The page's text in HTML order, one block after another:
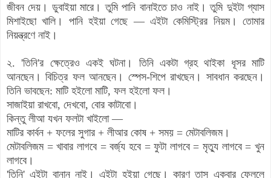
জীবন দেয়। ডুবাইয়া মারে। তুমি পানি বানাইতে চাও নাই। তুমি দুইটা গ্যাস
মিশাইছো খালি। পানি হইয়া গেছে — এইটা কেমিস্ট্রির নিয়ম। তোমার
নিয়ন্ত্রণে নাই।
২. 'তিনি'র ক্ষেত্রেও একই ঘটনা। তিনি একটা গ্রহ থাইকা ধূসর মাটি
আনছেন। বিচিত্র ফল আনছেন। স্পেস-শিপে রাখছেন। সাবধান করছেন।
তিনি ভাবছেন: মাটি হইলো মাটি, ফল হইলো ফল।
সাজাইয়া রাখবো, দেখবো, বোর কাটাবো।
কিন্তু লীআ যখন ফলটা খাইলো —
মাটির কার্বন + ফলের সুগার + লীআর কোষ + সময় = মেটাবলিজম।
মেটাবলিজম = খাবার লাগবে = বর্জ্য হবে = ফুটা লাগবে = মৃত্যু লাগবে = খুন
লাগবে।
'তিনি' এইটা বানান নাই। এইটা হইয়া গেছে। কারণ তাস একবার ফেললে